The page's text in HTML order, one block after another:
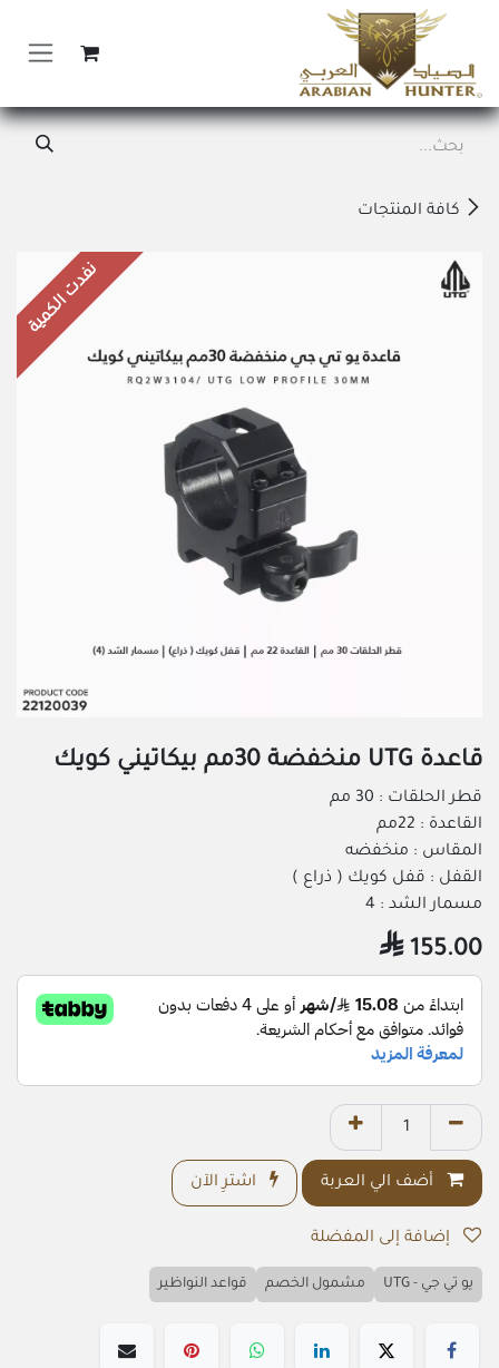
تخطي للذهاب إلى المحتوى
كافة المنتجات
نفدت الكمية
قاعدة UTG منخفضة 30مم بيكاتيني كويك
قطر الحلقات : 30 مم
القاعدة : 22مم
المقاس : منخفضه
القفل : قفل كويك ( ذراع )
مسمار الشد : 4
155.00

أضف الي العربة اشترِ الآن
يو تي جي - UTG مشمول الخصم قواعد النواظير